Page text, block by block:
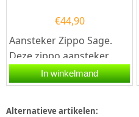
€44,90
Aansteker Zippo Sage.
Deze zippo aansteker
heeft rondom een mat
grijze coating, zo is het
In winkelmand
Alternatieve artikelen: